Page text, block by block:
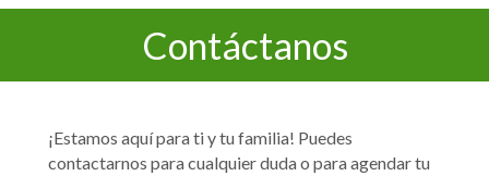
entradasContáctanos
¡Estamos aquí para ti y tu familia! Puedes
contactarnos para cualquier duda o para agendar tu